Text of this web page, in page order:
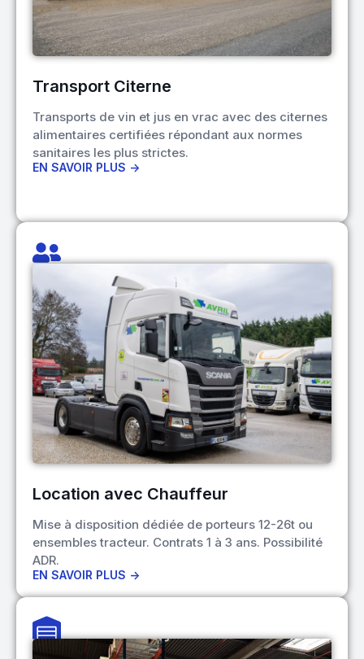
Transport Citerne
Transports de vin et jus en vrac avec des citernes
alimentaires certifiées répondant aux normes
sanitaires les plus strictes.
EN SAVOIR PLUS ->
Location avec Chauffeur
Mise à disposition dédiée de porteurs 12-26t ou
ensembles tracteur. Contrats 1 à 3 ans. Possibilité
ADR.
EN SAVOIR PLUS ->